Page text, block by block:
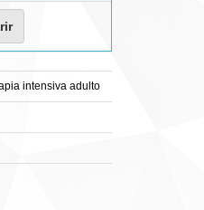
intensiva adulto